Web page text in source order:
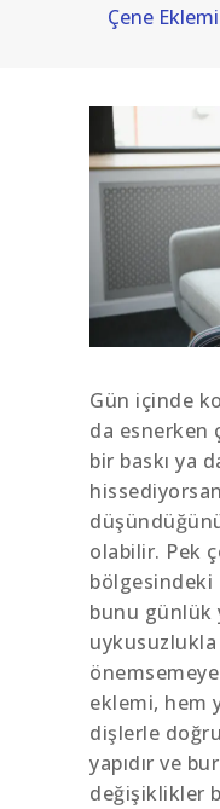
Çene
Gün içinde
da esnerken
bir baskı ya
olabilir. Pek
bunu günlük
eklemi, hem
dişlerle
yapıdır ve
değişiklikler